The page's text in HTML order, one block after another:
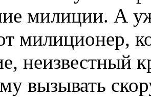
милиции. А
милиционер,
неизвестный
вызывать